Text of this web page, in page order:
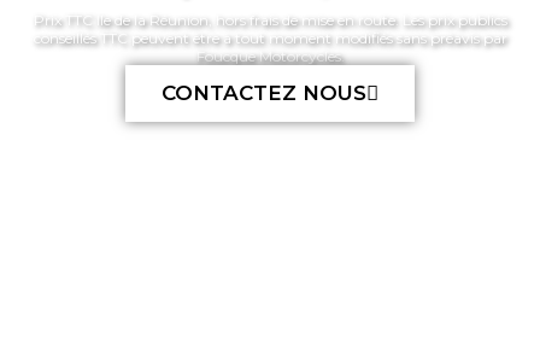
Prix TTC Ile de la Réunion, hors frais de mise en route. Les prix publics
conseillés TTC peuvent être à tout moment modifiés sans préavis par
Foucque Motorcycles.
CONTACTEZ NOUS